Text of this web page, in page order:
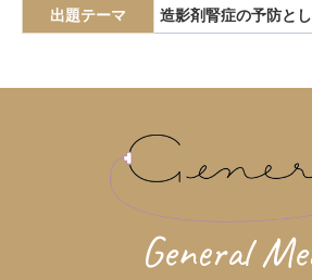
エピペン エリスロポエチン エルシニ
カンジダ血症
がん疼痛 がん統計 がん
ギランバレー症候群 クッ
クラミジア グラム
出題テーマ 造影剤腎症の予防と
General